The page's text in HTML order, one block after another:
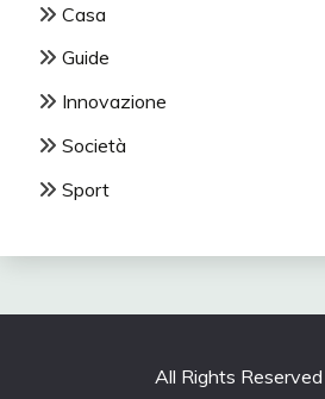
Casa
Guide
Innovazione
Società
Sport
All Rights